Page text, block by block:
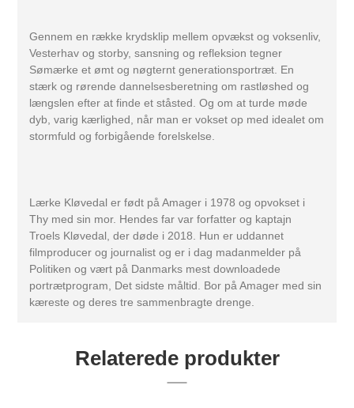
Gennem en række krydsklip mellem opvækst og voksenliv,
Vesterhav og storby, sansning og refleksion tegner
Sømærke et ømt og nøgternt generationsportræt. En
stærk og rørende dannelsesberetning om rastløshed og
længslen efter at finde et ståsted. Og om at turde møde
dyb, varig kærlighed, når man er vokset op med idealet om
stormfuld og forbigående forelskelse.
Lærke Kløvedal er født på Amager i 1978 og opvokset i
Thy med sin mor. Hendes far var forfatter og kaptajn
Troels Kløvedal, der døde i 2018. Hun er uddannet
filmproducer og journalist og er i dag madanmelder på
Politiken og vært på Danmarks mest downloadede
portrætprogram, Det sidste måltid. Bor på Amager med sin
kæreste og deres tre sammenbragte drenge.
Relaterede produkter